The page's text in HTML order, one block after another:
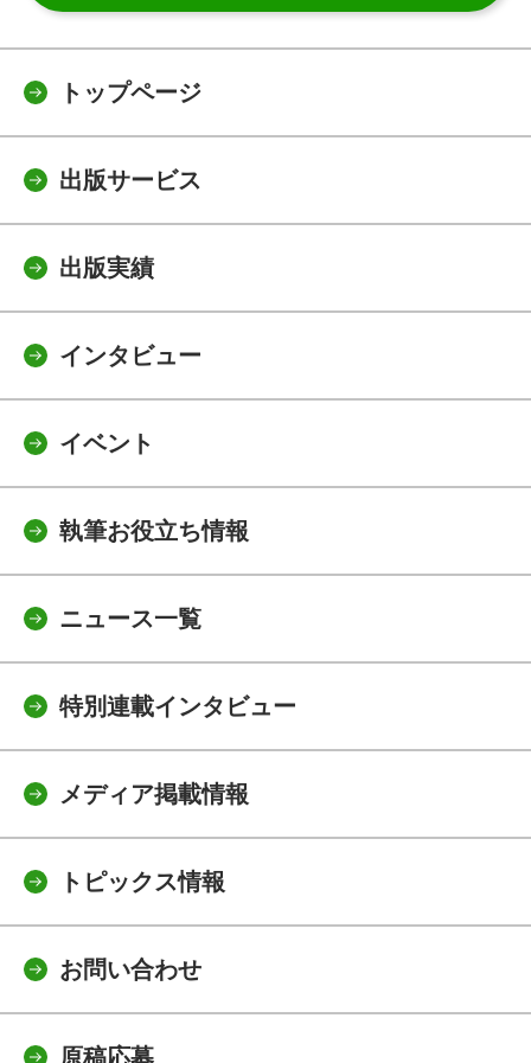
トップページ
出版サービス
出版実績
インタビュー
イベント
執筆お役立ち情報
ニュース一覧
特別連載インタビュー
メディア掲載情報
トピックス情報
お問い合わせ
原稿応募